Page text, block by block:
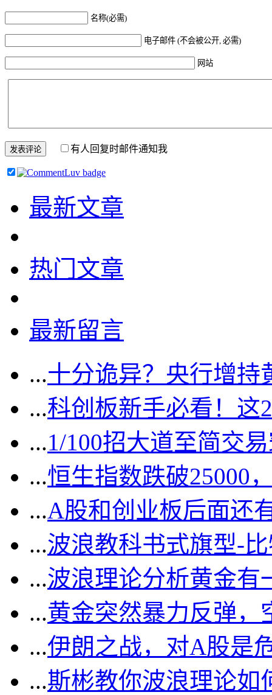
名称(必需)
电子邮件 (不会被公开, 必需)
网站
有人回复时邮件通知我
最新文章
热门文章
最新留言
...十分诡异？央行增持
...科创板新手必看！这
...1/100招大道至简交
...恒生指数跌破25000
...A股和创业板后面还
...波浪教科书式旗型-
...波浪理论分析黄金有
...黄金突然暴力反弹，
...伊朗之战，对A股是
...斯彬教你波浪理论如